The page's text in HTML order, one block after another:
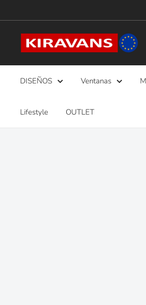
directamente
contenido
Kiravans
Europe
DISEÑOS Ventanas
Lifestyle OUTLET